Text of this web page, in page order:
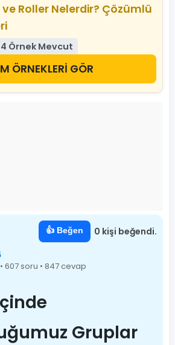
Roller Nelerdir? Çözümlü
Örnek Mevcut
ÖRNEKLERİ GÖR
👍 Beğen 0 kişi beğendi.
607 soru • 847 cevap
Gruplar